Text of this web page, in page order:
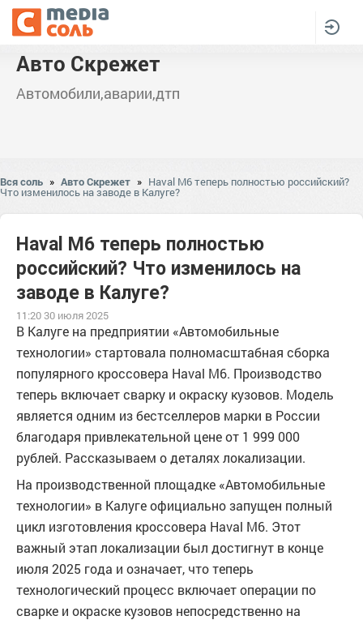
Авто Скрежет
Автомобили,аварии,дтп
Вся соль » Авто Скрежет » Haval M6 теперь полностью российский?
Что изменилось на заводе в Калуге?
Haval M6 теперь полностью
российский? Что изменилось на
заводе в Калуге?
11:20 30 июля 2025
В Калуге на предприятии «Автомобильные
технологии» стартовала полномасштабная сборка
популярного кроссовера Haval M6. Производство
теперь включает сварку и окраску кузовов. Модель
является одним из бестселлеров марки в России
благодаря привлекательной цене от 1 999 000
рублей. Рассказываем о деталях локализации.
На производственной площадке «Автомобильные
технологии» в Калуге официально запущен полный
цикл изготовления кроссовера Haval M6. Этот
важный этап локализации был достигнут в конце
июля 2025 года и означает, что теперь
технологический процесс включает операции по
сварке и окраске кузовов непосредственно на